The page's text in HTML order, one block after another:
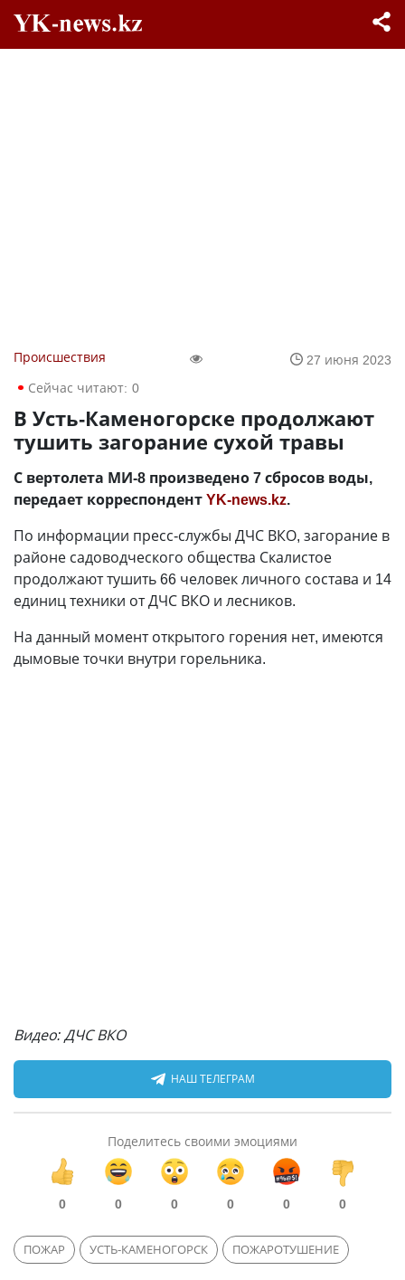
Происшествия
27 июня 2023
Сейчас читают: 0
В Усть-Каменогорске продолжают
тушить загорание сухой травы
С вертолета МИ-8​ произведено 7 сбросов воды,
передает корреспондентYK-news.kz.
По информации пресс-службы ДЧС ВКО, загорание в
районе садоводческого общества Скалистое
продолжают тушить 66 человек личного состава и 14
единиц техники от ДЧС ВКО и лесников.
На данный момент открытого горения нет, имеются
дымовые точки внутри горельника.
Видео: ДЧС ВКО
НАШ ТЕЛЕГРАМ
Поделитесь своими эмоциями
0 0 0 0 0 0
ПОЖАР УСТЬ-КАМЕНОГОРСК ПОЖАРОТУШЕНИЕ